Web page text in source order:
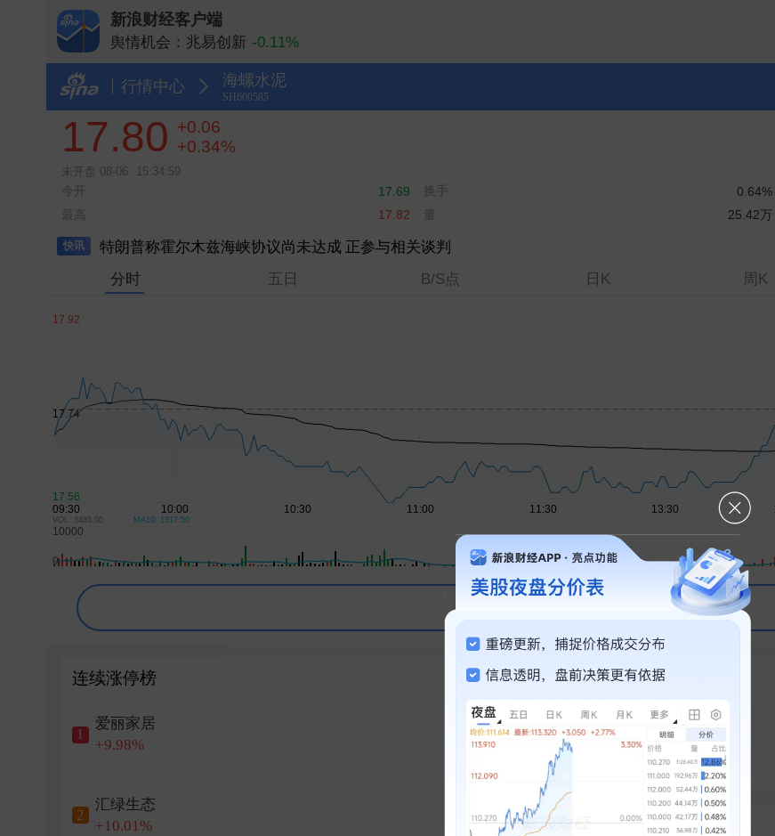
新浪财经客户端
舆情机会：兆易创新 -0.11%
舆情机会：长鑫科技 -4.31%
舆情机会：中际旭创
舆情机会：长电科技 +10.00%
舆情机会：云南锗业
行情中心 海螺水泥
SH600585
17.80 +0.06
+0.34%
未开盘 08-06 15:34:59
今开 17.69 换手 0.64%
最高
17.82 25.42万
快讯 特朗普称霍尔木兹海峡协议尚未达成 正参与相关谈判
分时 五日 B/S点 日K 周K
VOL: 3485.00 MA10: 1317.50
问一问芝麻AI 为你解读行情走势
连续涨停榜
1
爱丽家居
+9.98%
十天七板
2
汇绿生态
+10.01%
九天五板
强势板块
1 昨日涨停
2 昨日连板
龙虎榜热门
冲刺涨停